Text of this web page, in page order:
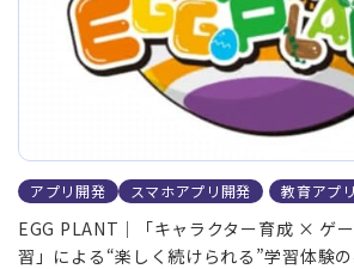
アプリ開発 スマホアプリ開発 教育アプ
EGG PLANT｜「キャラクター育成 × ゲ
習」による“楽しく続けられる”学習体験